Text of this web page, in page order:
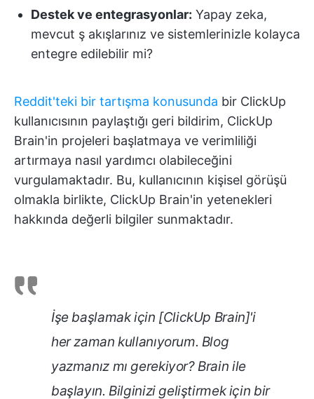
Destek ve entegrasyonlar: Yapay zeka,
mevcut ş akışlarınız ve sistemlerinizle kolayca
entegre edilebilir mi?
Reddit'teki bir tartışma konusunda bir ClickUp
kullanıcısının paylaştığı geri bildirim, ClickUp
Brain'in projeleri başlatmaya ve verimliliği
artırmaya nasıl yardımcı olabileceğini
vurgulamaktadır. Bu, kullanıcının kişisel görüşü
olmakla birlikte, ClickUp Brain'in yetenekleri
hakkında değerli bilgiler sunmaktadır.
İşe başlamak için [ClickUp Brain]'i
her zaman kullanıyorum. Blog
yazmanız mı gerekiyor? Brain ile
başlayın. Bilginizi geliştirmek için bir